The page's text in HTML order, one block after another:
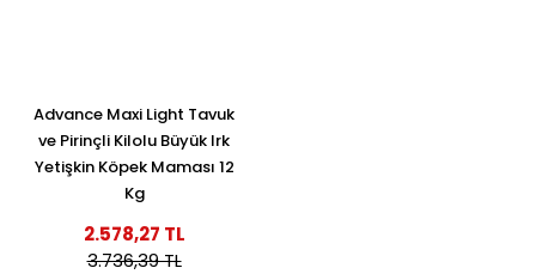
Advance Maxi Light Tavuk
ve Pirinçli Kilolu Büyük Irk
Yetişkin Köpek Maması 12
Kg
2.578,27 TL
3.736,39 TL